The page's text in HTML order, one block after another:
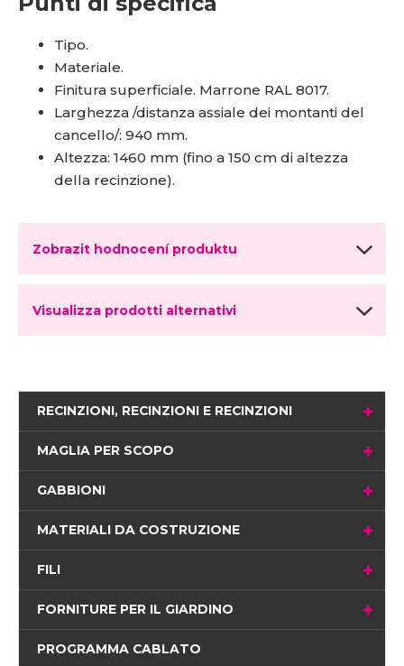
Tipo.
Materiale.
Finitura superficiale. Marrone RAL 8017.
Larghezza /distanza assiale dei montanti del
cancello/: 940 mm.
Altezza: 1460 mm (fino a 150 cm di altezza
della recinzione).
Zobrazit hodnocení produktu
Visualizza prodotti alternativi
RECINZIONI, RECINZIONI E RECINZIONI
MAGLIA PER SCOPO
GABBIONI
MATERIALI DA COSTRUZIONE
FILI
FORNITURE PER IL GIARDINO
PROGRAMMA CABLATO